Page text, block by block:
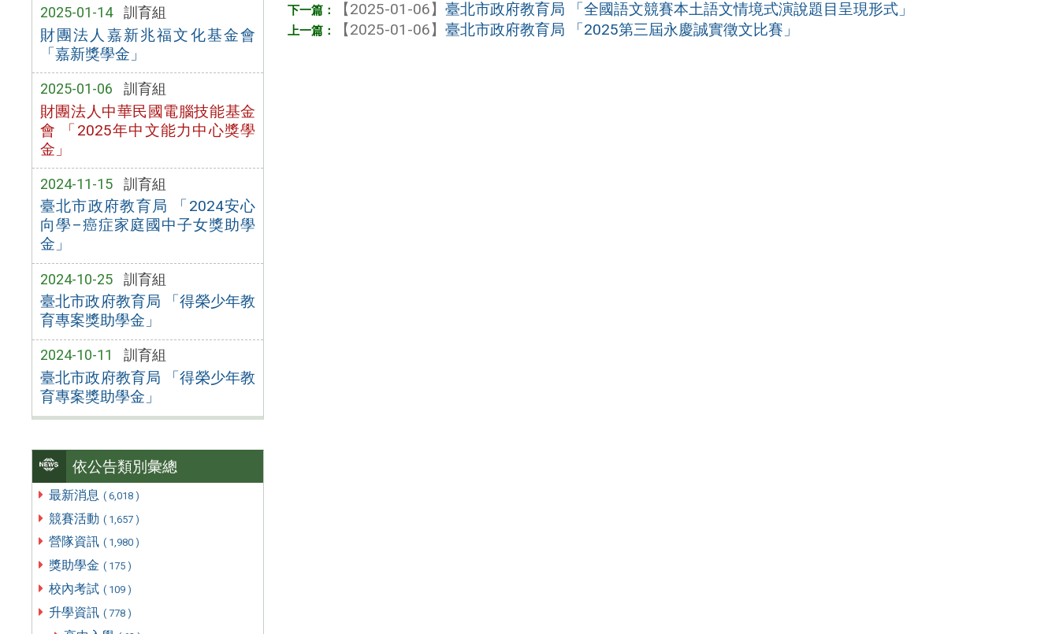
2025-01-14 訓育組
財團法人嘉新兆福文化基金會
「嘉新獎學金」
2025-01-06 訓育組
財團法人中華民國電腦技能基金
會 「2025年中文能力中心獎學
金」
2024-11-15 訓育組
臺北市政府教育局 「2024安心
向學–癌症家庭國中子女獎助學
金」
2024-10-25 訓育組
臺北市政府教育局 「得榮少年教
育專案獎助學金」
2024-10-11 訓育組
臺北市政府教育局 「得榮少年教
育專案獎助學金」
依公告類別彙總
最新消息 ( 6,018 )
競賽活動 ( 1,657 )
營隊資訊 ( 1,980 )
獎助學金 ( 175 )
校內考試 ( 109 )
升學資訊 ( 778 )
【2025-01-06】臺北市政府教育局 「全國語文競賽本土語文情境式演說題目呈現形式」
【2025-01-06】臺北市政府教育局 「2025第三屆永慶誠實徵文比賽」